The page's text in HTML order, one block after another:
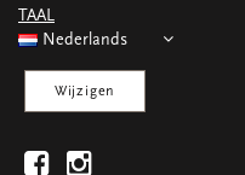
TAAL
Nederlands
Wijzigen